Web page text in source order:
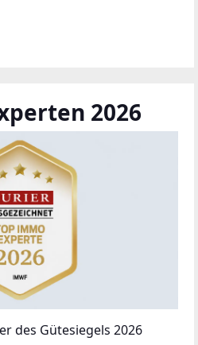
2026
des Gütesiegels 2026